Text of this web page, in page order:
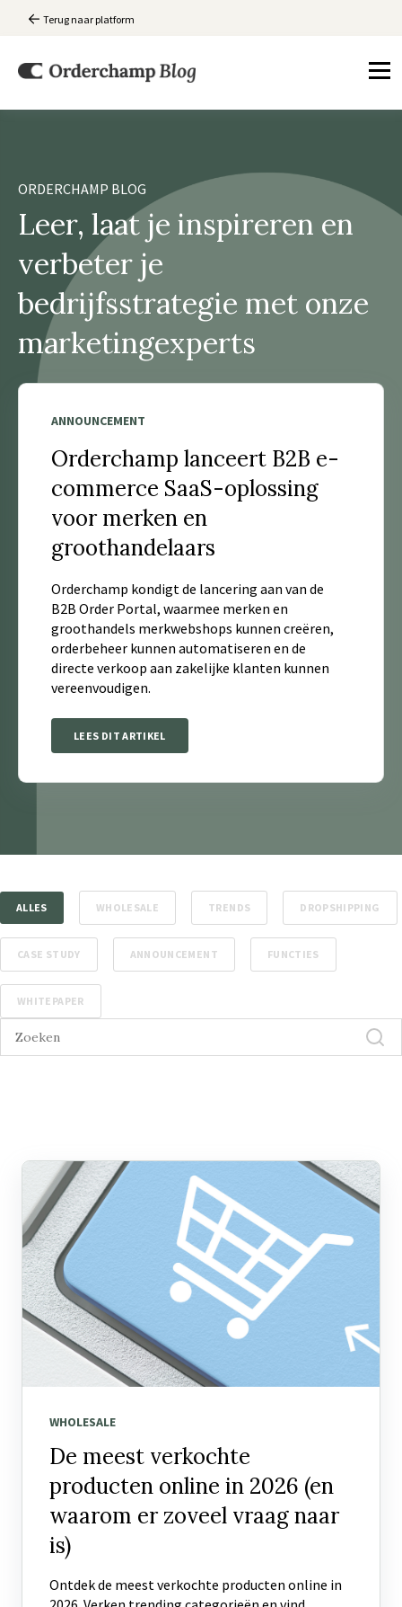
Terug naar platform
ORDERCHAMP BLOG
Leer, laat je inspireren en
verbeter je
bedrijfsstrategie met onze
marketingexperts
ANNOUNCEMENT
Orderchamp lanceert B2B e-
commerce SaaS-oplossing
voor merken en
groothandelaars
Orderchamp kondigt de lancering aan van de
B2B Order Portal, waarmee merken en
groothandels merkwebshops kunnen creëren,
orderbeheer kunnen automatiseren en de
directe verkoop aan zakelijke klanten kunnen
vereenvoudigen.
LEES DIT ARTIKEL
ALLES WHOLESALE TRENDS DROPSHIPPING
CASE STUDY ANNOUNCEMENT FUNCTIES
WHITEPAPER
WHOLESALE
De meest verkochte
producten online in 2026 (en
waarom er zoveel vraag naar
is)
Ontdek de meest verkochte producten online in